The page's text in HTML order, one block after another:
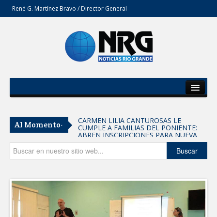
René G. Martínez Bravo / Director General
Del Estado
Secciones
Opinión
Al Momento- CARMEN LILIA CANTUROSAS LE
CUMPLE A FAMILIAS DEL PONIENTE:
ABREN INSCRIPCIONES PARA NUEVA
PRIMARIA EN EL PROGRESO
Entrega SEBIEN paquetes alimentarios
en Tampico
FORTALECE IMJUVE SALUD MENTAL DE
Llama Carlos Peña Ortiz a realizar
investigación en tema de la refinería
Buscar